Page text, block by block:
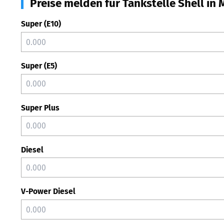
Preise melden für Tankstelle Shell in
Super (E10)
Super (E5)
Super Plus
Diesel
V-Power Diesel